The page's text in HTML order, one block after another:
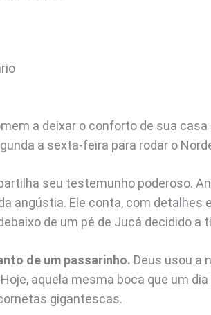
a deixar o conforto de sua
a sexta-feira para rodar o
seu testemunho poderoso.
angústia. Ele conta, com detalhes
de um pé de Jucá decidido a
de um passarinho. Deus usou a
aquela mesma boca que um
gigantescas.